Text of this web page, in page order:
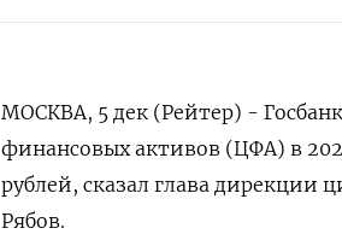
МОСКВА, 5 дек (Рейтер) -
финансовых активов (ЦФА) в
рублей, сказал глава дирекции
Рябов.